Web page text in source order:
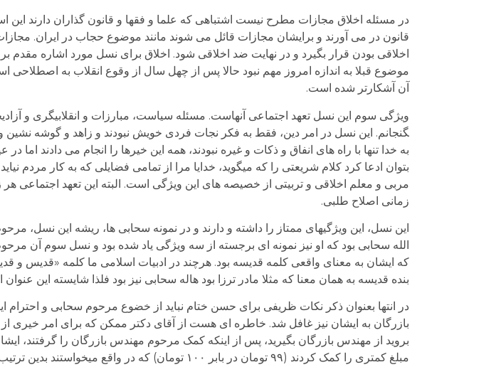
در مسئله اخلاق مجازات مطرح نیست اشتباهی که علما و فقها و قانون گذاران دارند
قانون در می آورند و برایشان مجازات قائل می شوند مانند موضوع حجاب در ایران.
اخلاقی بودن قرار بگیرد و در نهایت ضد اخلاقی شود. اخلاق برای نسل مورد اشاره
موضوع قبلا به اندازه امروز مهم نبود حالا پس از چهل سال از وقوع انقلاب به اصطلاحی
آن آشکارتر شده است.
گنجانم. این نسل در امر دین، فقط به فکر نجات فردی خویش نبودند و زاهد و گوشه نشین
به خدا تنها با راه های انفاق و ذکات و غیره نبودند، همه این خیرها را انجام می دادند اما
بتوان ادعا کرد کلام شریعتی را که می­گوید، خدایا مرا از تمامی فضایلی که به کار مردم
مربی و معلم اخلاقی و تربیتی از خصیصه های این ویژگی است. البته این تعهد اجتماعی
زمانی اصلاح طلبی.
این نسل، این ویژگی­های ممتاز را داشته و دارند و در نمونه سحابی ها، ریشه این نسل،
الله سحابی بود که او نیز نمونه ای برجسته از سه ویژگی یاد شده بود و نسل سوم آن
که ایشان به معنای واقعی کلمه قدیسه بود. هرچند در ادبیات اسلامی ما کلمه «قدیس و
بنده قدیسه به همان معنا که مثلا مادر ترزا بود هاله سحابی نیز بود فلذا شایسته این
در انتها بعنوان ذکر نکات ظریفی برای حسن ختام نباید از خضوع مرحوم سحابی و
بازرگان به ایشان نیز غافل شد. خاطره ای هست از آقای دکتر ممکن که برای امر خیری
بروید از مهندس بازرگان بگیرید، پس از اینکه کمک مرحوم مهندس بازرگان را گرفتند،
مبلغ کمتری را کمک کردند (۹۹ تومان در بابر ۱۰۰ تومان) که